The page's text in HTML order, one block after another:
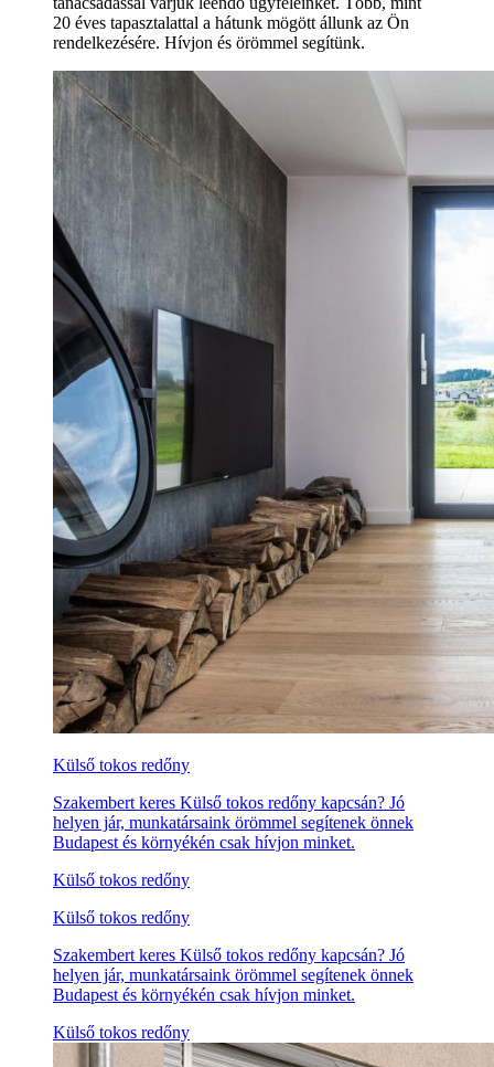
20 éves tapasztalattal a hátunk mögött állunk az Ön
rendelkezésére. Hívjon és örömmel segítünk.
Külső tokos redőny
Szakembert keres Külső tokos redőny kapcsán? Jó
helyen jár, munkatársaink örömmel segítenek önnek
Budapest és környékén csak hívjon minket.
Külső tokos redőny
Külső tokos redőny
Szakembert keres Külső tokos redőny kapcsán? Jó
helyen jár, munkatársaink örömmel segítenek önnek
Budapest és környékén csak hívjon minket.
Külső tokos redőny